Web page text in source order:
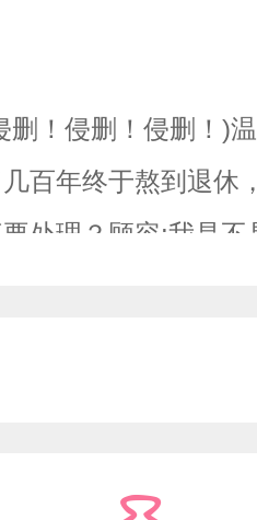
删！侵删！侵删！)
百年终于熬到退
处理？顾容:我是
啊！偶像好美！
度假的。世界二:穿